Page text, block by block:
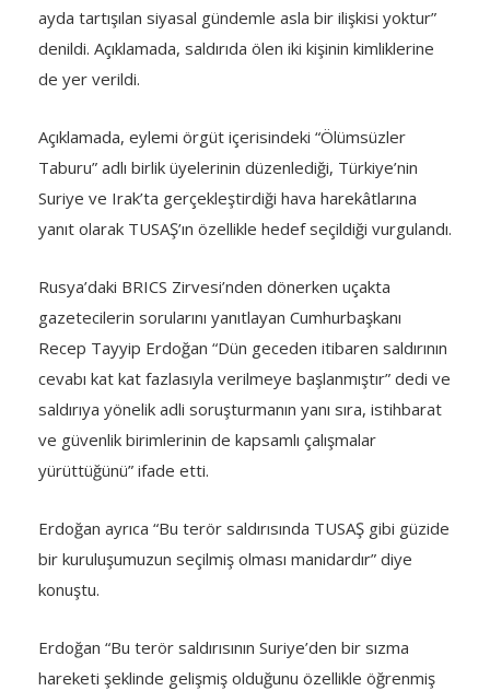
ayda tartışılan siyasal gündemle asla bir ilişkisi yoktur”
denildi. Açıklamada, saldırıda ölen iki kişinin kimliklerine
de yer verildi.
Açıklamada, eylemi örgüt içerisindeki “Ölümsüzler
Taburu” adlı birlik üyelerinin düzenlediği, Türkiye’nin
Suriye ve Irak’ta gerçekleştirdiği hava harekâtlarına
yanıt olarak TUSAŞ’ın özellikle hedef seçildiği vurgulandı.
Rusya’daki BRICS Zirvesi’nden dönerken uçakta
gazetecilerin sorularını yanıtlayan Cumhurbaşkanı
Recep Tayyip Erdoğan “Dün geceden itibaren saldırının
cevabı kat kat fazlasıyla verilmeye başlanmıştır” dedi ve
saldırıya yönelik adli soruşturmanın yanı sıra, istihbarat
ve güvenlik birimlerinin de kapsamlı çalışmalar
yürüttüğünü” ifade etti.
Erdoğan ayrıca “Bu terör saldırısında TUSAŞ gibi güzide
bir kuruluşumuzun seçilmiş olması manidardır” diye
konuştu.
Erdoğan “Bu terör saldırısının Suriye’den bir sızma
hareketi şeklinde gelişmiş olduğunu özellikle öğrenmiş